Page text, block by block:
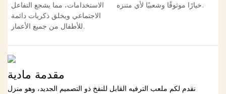
الاستخدامات، مما يشجع التفاعل
الاجتماعي ويخلق ذكريات دائمة
للأطفال من جميع الأعمار.
خيارًا موثوقًا وشعبيًا لأي متنزه.
مقدمة مادية
نقدم لكم ملعب الترفيه القابل للنفخ ذو التصميم الجديد، وهو منزل